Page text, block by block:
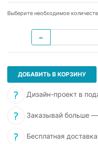
Выберите необходимое
−
ДОБАВИТЬ В КОРЗИНУ
Дизайн-проект в
Заказывай больше
Бесплатная доставка